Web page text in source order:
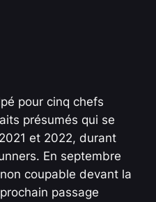
pour cinq chefs
présumés qui se
et 2022, durant
En septembre
coupable devant la
passage